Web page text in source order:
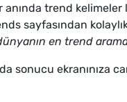
anında trend
sayfasından
en trend
sonucu ekranınıza